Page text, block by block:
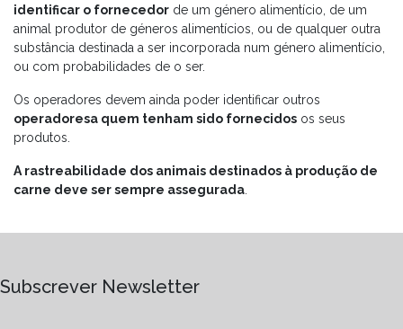
identificar o fornecedor de um género alimentício, de um
animal produtor de géneros alimentícios, ou de qualquer outra
substância destinada a ser incorporada num género alimentício,
ou com probabilidades de o ser.
Os operadores devem ainda poder identificar outros
operadoresa quem tenham sido fornecidos os seus
produtos.
A rastreabilidade dos animais destinados à produção de
carne deve ser sempre assegurada
Subscrever Newsletter